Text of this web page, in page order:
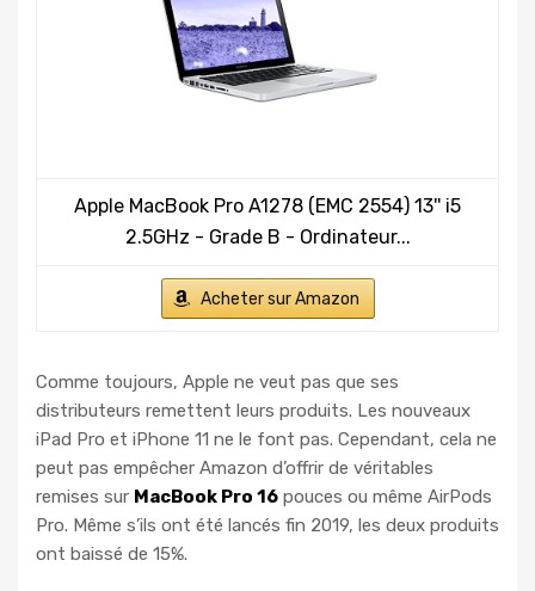
Apple MacBook Pro A1278 (EMC 2554) 13'' i5
2.5GHz - Grade B - Ordinateur...
Acheter sur Amazon
Comme toujours, Apple ne veut pas que ses
distributeurs remettent leurs produits. Les nouveaux
iPad Pro et iPhone 11 ne le font pas. Cependant, cela ne
peut pas empêcher Amazon d’offrir de véritables
remises sur MacBook Pro 16 pouces ou même AirPods
Pro. Même s’ils ont été lancés fin 2019, les deux produits
ont baissé de 15%.